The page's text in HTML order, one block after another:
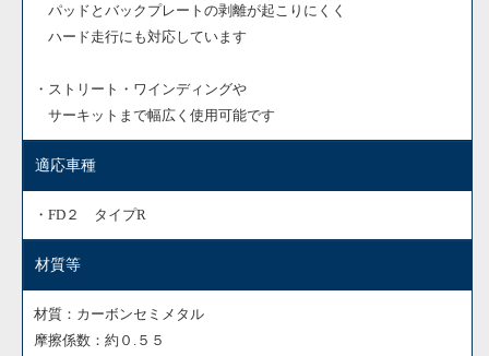
パッドとバックプレートの剥離が起こりにくく
ハード走行にも対応しています
・ストリート・ワインディングや
サーキットまで幅広く使用可能です
適応車種
・FD２ タイプR
材質等
材質：カーボンセミメタル
摩擦係数：約０.５５